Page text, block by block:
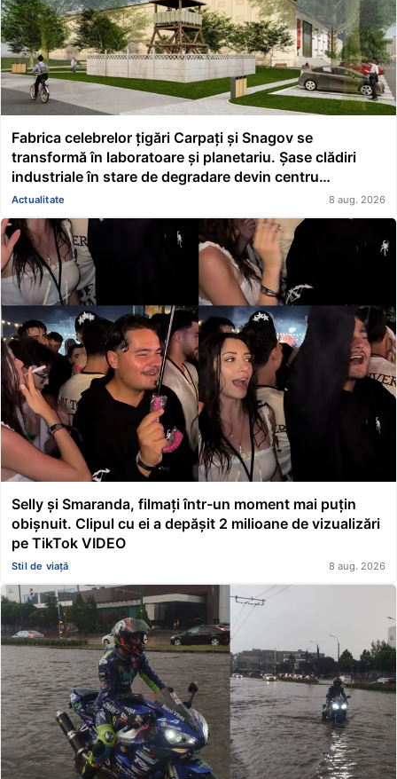
Fabrica celebrelor țigări Carpați și Snagov se
transformă în laboratoare și planetariu. Șase clădiri
industriale în stare de degradare devin centru
educațional și științific
Actualitate 8 aug. 2026
Selly și Smaranda, filmați într-un moment mai puțin
obișnuit. Clipul cu ei a depășit 2 milioane de vizualizări
pe TikTok VIDEO
Stil de viață 8 aug. 2026